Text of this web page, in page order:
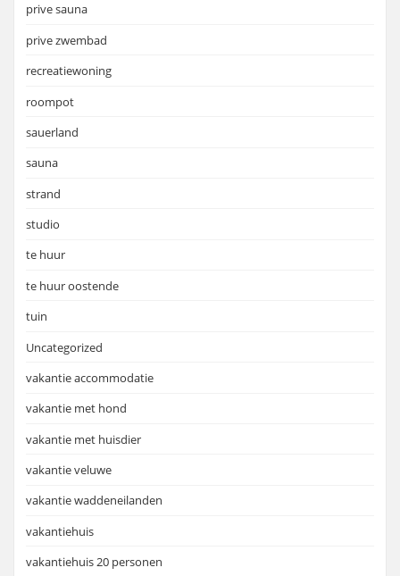
prive sauna
prive zwembad
recreatiewoning
roompot
sauerland
sauna
strand
studio
te huur
te huur oostende
tuin
Uncategorized
vakantie accommodatie
vakantie met hond
vakantie met huisdier
vakantie veluwe
vakantie waddeneilanden
vakantiehuis
vakantiehuis 20 personen